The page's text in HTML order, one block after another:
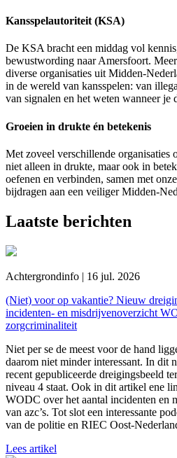
Kansspelautoriteit (KSA)
De KSA bracht een middag vol
bewustwording naar Amersfoort.
diverse organisaties uit Midden-
in de wereld van kansspelen: van
van signalen en het weten wanneer je
Groeien in drukte én betekenis
Met zoveel verschillende organisaties
niet alleen in drukte, maar ook in
oefenen en verbinden, samen met
bijdragen aan een veiliger Midden-
Laatste berichten
Achtergrondinfo | 16 jul. 2026
(Niet) voor op vakantie? Nieuw
incidenten- en misdrijvenoverzicht
zorgcriminaliteit
Niet per se de meest voor de hand
daarom niet minder interessant. In dit
recent gepubliceerde dreigingsbeeld
niveau 4 staat. Ook in dit artikel ene
WODC over het aantal incidenten en
van azc’s. Tot slot een interessante
van de politie en RIEC Oost-
Lees artikel